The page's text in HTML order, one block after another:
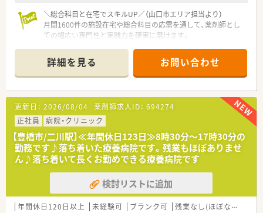
＼総合科目と在宅でスキルUP／（山口市エリア担当より）
月間1600件の施設在宅や総合科目の応需を通して、薬剤師とし
ての幅広い専門性と実践力を確実に磨けます。
【店舗情報と応需状況について】
■最寄りの新山口駅からはバスで約5分と通勤しやすく、マイカ
ー通勤の場合も専用の駐車場が利用可能です。
■門前の総合病院から内科や外科など多岐にわたる科目を応需
しており、幅広い専門的な知識が身につきます。
■処方箋は1日平均120枚を受け付け、在宅訪問も月間約1600件
と地域医療に深く貢献している環境です。
【募集背景と求める人物像について】
■現在活躍中の管理薬剤師が定年を迎えるため、業務を引き継ぎ
次世代を担う管理薬剤師候補の方を急募しています。
■調剤経験やスキルをしっかりと活かし、地域の患者様に寄り添
った丁寧な服薬指導などの対応ができる方を歓迎します。
■チームワークを大切にし、多職種と密に連携しながら在宅業務
などにも意欲的に取り組んでいただける方を求めます。
詳細を見る お問い合わせ
更新日： 2026/08/04 薬剤師求人ID： 694274
正社員
病院・クリニック
【豊橋市/二川駅】≪年間休日123日≫8時30分～17時30分の
勤務です♪落ち着いた療養病院です。残業もほぼありませ
ん♪落ち着いて長くお勤めできる療養病院です
検討リストに追加
年間休日120日以上 未経験可 ブランク可 残業なし(ほぼなし含む)